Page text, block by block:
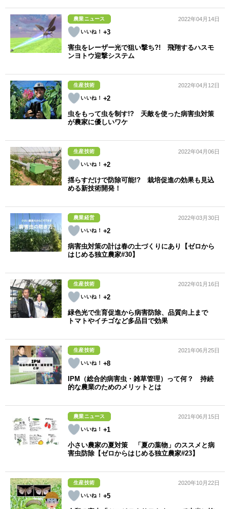
農業ニュース
+3
2022年04月14日
害虫をレーザー光で狙い撃ち?! 飛翔するハスモ
ンヨトウ迎撃システム
生産技術
+2
2022年04月12日
虫をもって虫を制す!? 天敵を使った病害虫対策
が農家に優しいワケ
生産技術
+2
2022年04月06日
揺らすだけで防除可能!? 栽培促進の効果も見込
める新技術開発！
農業経営
+2
2022年03月30日
病害虫対策の計は春の土づくりにあり【ゼロから
はじめる独立農家#30】
生産技術
+2
2022年01月16日
緑色光で生育促進から病害防除、品質向上まで
トマトやイチゴなど多品目で効果
生産技術
+8
2021年06月25日
IPM（総合的病害虫・雑草管理）って何？ 持続
的な農業のためのメリットとは
農業ニュース
+1
2021年06月15日
小さい農家の夏対策 「夏の葉物」のススメと病
害虫防除【ゼロからはじめる独立農家#23】
生産技術
+5
2020年10月22日